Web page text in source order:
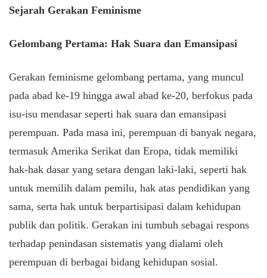
Sejarah Gerakan Feminisme
Gelombang Pertama: Hak Suara dan Emansipasi
Gerakan feminisme gelombang pertama, yang muncul
pada abad ke-19 hingga awal abad ke-20, berfokus pada
isu-isu mendasar seperti hak suara dan emansipasi
perempuan. Pada masa ini, perempuan di banyak negara,
termasuk Amerika Serikat dan Eropa, tidak memiliki
hak-hak dasar yang setara dengan laki-laki, seperti hak
untuk memilih dalam pemilu, hak atas pendidikan yang
sama, serta hak untuk berpartisipasi dalam kehidupan
publik dan politik. Gerakan ini tumbuh sebagai respons
terhadap penindasan sistematis yang dialami oleh
perempuan di berbagai bidang kehidupan sosial.